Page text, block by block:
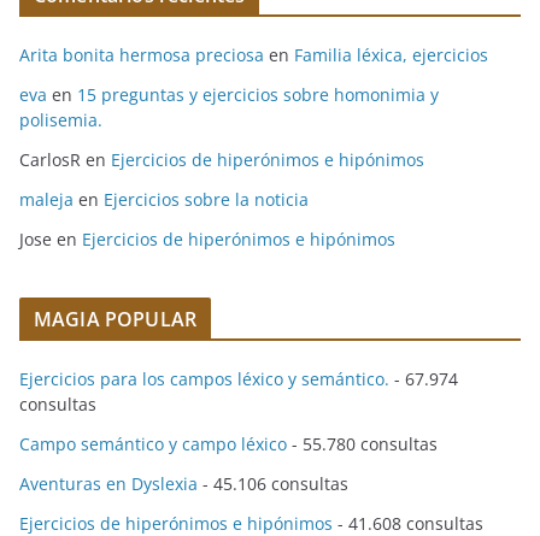
Arita bonita hermosa preciosa en Familia léxica, ejercicios
eva en 15 preguntas y ejercicios sobre homonimia y
polisemia.
CarlosR en Ejercicios de hiperónimos e hipónimos
maleja en Ejercicios sobre la noticia
Jose en Ejercicios de hiperónimos e hipónimos
MAGIA POPULAR
Ejercicios para los campos léxico y semántico. - 67.974
consultas
Campo semántico y campo léxico - 55.780 consultas
Aventuras en Dyslexia - 45.106 consultas
Ejercicios de hiperónimos e hipónimos - 41.608 consultas